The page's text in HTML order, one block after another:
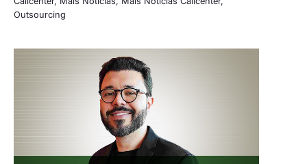
Outsourcing